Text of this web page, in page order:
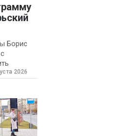
Борис
2026